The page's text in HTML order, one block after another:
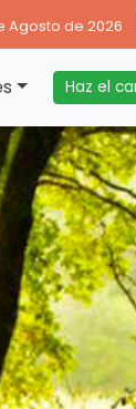
Agosto de 2026
Haz el